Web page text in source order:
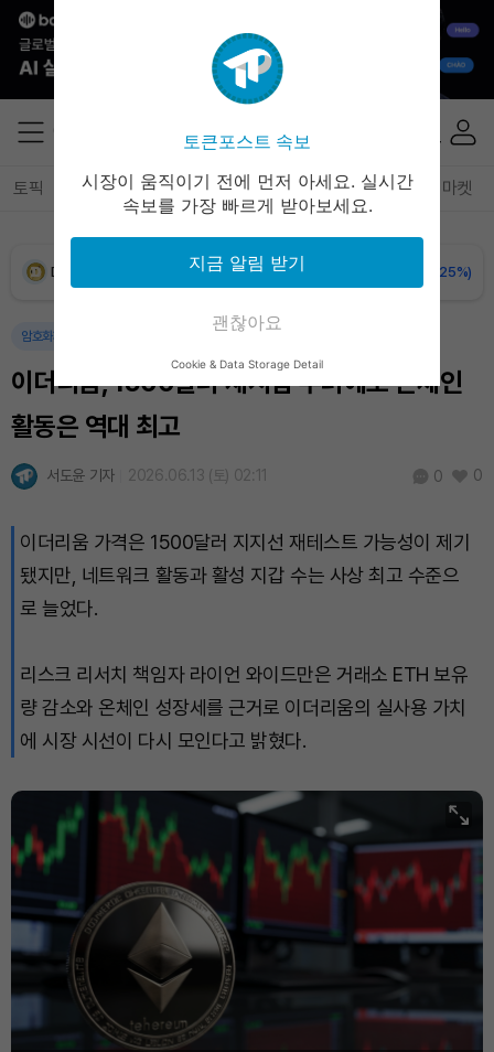
토픽 전체기사 암호화폐 블록체인 테크 경제 마켓
XRP (XRP)
Hyperliquid (HYPE) ₩76,856
Dogecoin (DOGE) (-0.25%)
Bitcoin (BTC)
암호화폐
이더리움, 1500달러 재시험 우려에도 온체인
활동은 역대 최고
서도윤 기자 2026.06.13 (토) 02:11 0 0
이더리움 가격은 1500달러 지지선 재테스트 가능성이 제기
됐지만, 네트워크 활동과 활성 지갑 수는 사상 최고 수준으
로 늘었다.
리스크 리서치 책임자 라이언 와이드만은 거래소 ETH 보유
량 감소와 온체인 성장세를 근거로 이더리움의 실사용 가치
에 시장 시선이 다시 모인다고 밝혔다.
토큰포스트 속보
시장이 움직이기 전에 먼저 아세요. 실시간
속보를 가장 빠르게 받아보세요.
지금 알림 받기
괜찮아요
Cookie & Data Storage Detail